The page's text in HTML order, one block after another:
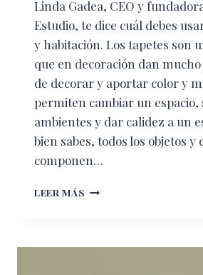
Linda Gadea, CEO y
Estudio, te dice cuál debes
y habitación. Los tapetes son
que en decoración dan mucho
de decorar y aportar color y
permiten cambiar un espacio,
ambientes y dar calidez a un
bien sabes, todos los objetos y
componen…
LEER MÁS CÓMO
EL